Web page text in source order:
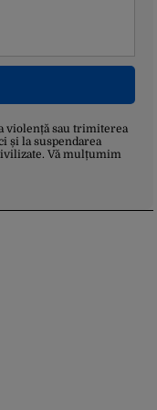
violență sau trimiterea
și la suspendarea
Vă mulțumim